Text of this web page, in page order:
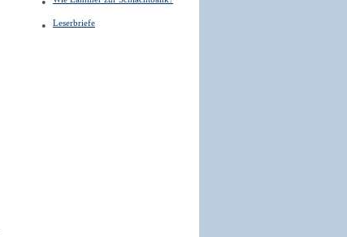
Leserbriefe